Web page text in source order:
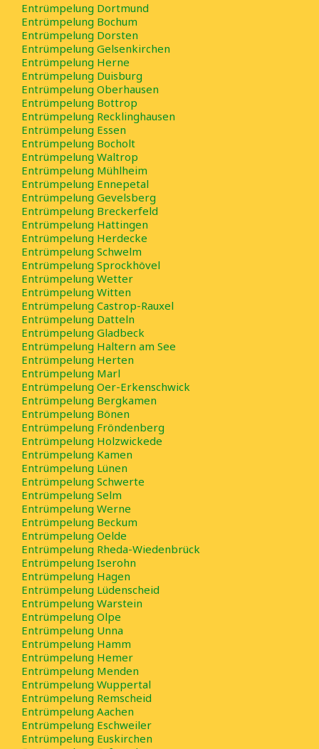
Entrümpelung Dortmund
Entrümpelung Bochum
Entrümpelung Dorsten
Entrümpelung Gelsenkirchen
Entrümpelung Herne
Entrümpelung Duisburg
Entrümpelung Oberhausen
Entrümpelung Bottrop
Entrümpelung Recklinghausen
Entrümpelung Essen
Entrümpelung Bocholt
Entrümpelung Waltrop
Entrümpelung Mühlheim
Entrümpelung Ennepetal
Entrümpelung Gevelsberg
Entrümpelung Breckerfeld
Entrümpelung Hattingen
Entrümpelung Herdecke
Entrümpelung Schwelm
Entrümpelung Sprockhövel
Entrümpelung Wetter
Entrümpelung Witten
Entrümpelung Castrop-Rauxel
Entrümpelung Datteln
Entrümpelung Gladbeck
Entrümpelung Haltern am See
Entrümpelung Herten
Entrümpelung Marl
Entrümpelung Oer-Erkenschwick
Entrümpelung Bergkamen
Entrümpelung Bönen
Entrümpelung Fröndenberg
Entrümpelung Holzwickede
Entrümpelung Kamen
Entrümpelung Lünen
Entrümpelung Schwerte
Entrümpelung Selm
Entrümpelung Werne
Entrümpelung Beckum
Entrümpelung Oelde
Entrümpelung Rheda-Wiedenbrück
Entrümpelung Iserohn
Entrümpelung Hagen
Entrümpelung Lüdenscheid
Entrümpelung Warstein
Entrümpelung Olpe
Entrümpelung Unna
Entrümpelung Hamm
Entrümpelung Hemer
Entrümpelung Menden
Entrümpelung Wuppertal
Entrümpelung Remscheid
Entrümpelung Aachen
Entrümpelung Eschweiler
Entrümpelung Euskirchen